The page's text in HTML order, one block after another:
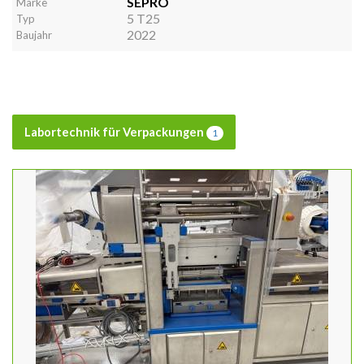
Typ 5 T25
Baujahr 2022
Labortechnik für Verpackungen 1